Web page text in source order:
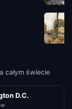
całym świecie
D.C.